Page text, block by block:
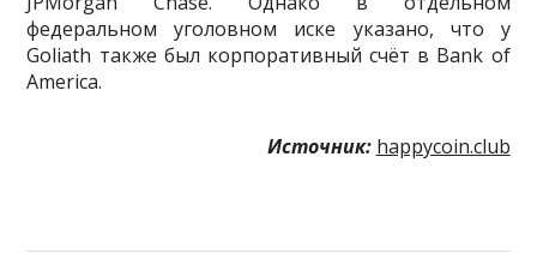
федеральном уголовном иске указано, что у
Goliath также был корпоративный счёт в Bank of
America.
Источник: happycoin.club